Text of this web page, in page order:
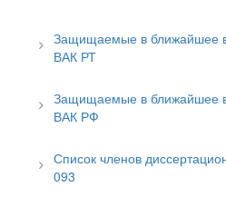
Защищаемые в ближайшее
ВАК РТ
Защищаемые в ближайшее
ВАК РФ
Список членов
093